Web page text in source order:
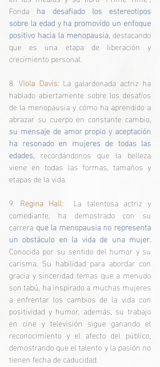
Fonda ha desafiado los estereotipos
sobre la edad y ha promovido un enfoque
positivo hacia la menopausia, destacando
que es una etapa de liberación y
crecimiento personal.
8. Viola Davis: La galardonada actriz ha
hablado abiertamente sobre los desafíos
de la menopausia y cómo ha aprendido a
su mensaje de amor propio y aceptación
ha resonado en mujeres de todas las
edades, recordándonos que la belleza
viene en todas las formas, tamaños y
etapas de la vida.
9. Regina Hall:
  La talentosa actriz y
comediante, ha demostrado con su
carrera que la menopausia no representa
un obstáculo en la vida de una mujer.
Conocida por su sentido del humor y su
carisma. Su habilidad para abordar con
gracia y sinceridad temas que a menudo
son tabú, ha inspirado a muchas mujeres
a enfrentar los cambios de la vida con
positividad y humor, además, su trabajo
en cine y televisión sigue ganando el
reconocimiento y el afecto del público,
demostrando que el talento y la pasión no
tienen fecha de caducidad.